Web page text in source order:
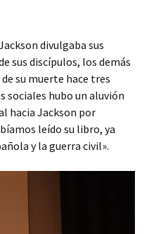
divulgaba sus
sus discípulos, los demás
su muerte hace tres
sociales hubo un aluvión
hacia Jackson por
leído su libro, ya
y la guerra civil».